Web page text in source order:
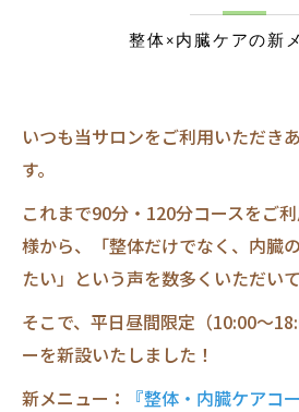
整体×内臓ケアの新
いつも当サロンをご利用いただき
す。
これまで90分・120分コースをご
様から、「整体だけでなく、内臓
たい」という声を数多くいただい
そこで、平日昼間限定（10:00～
ーを新設いたしました！
新メニュー：
『整体・内臓ケアコ